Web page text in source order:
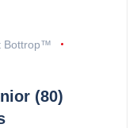
Bottrop™
(80)